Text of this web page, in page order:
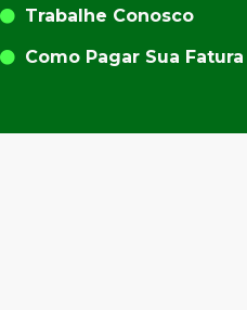
Trabalhe Conosco
Como Pagar Sua Fatura